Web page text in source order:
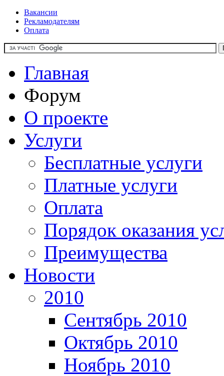
Вакансии
Рекламодателям
Оплата
Главная
Форум
О проекте
Услуги
Бесплатные услуги
Платные услуги
Оплата
Порядок оказания
Преимущества
Новости
2010
Сентябрь 2010
Октябрь 2010
Ноябрь 2010